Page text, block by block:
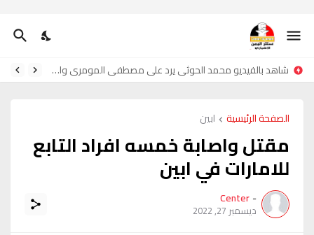
شاهد بالفيديو محمد الحوثي يرد على مصطفى المومري واحمدحجر
الصفحة الرئيسية ابين
مقتل واصابة خمسه افراد التابع
للامارات في ابين
-
Center
ديسمبر 27, 2022